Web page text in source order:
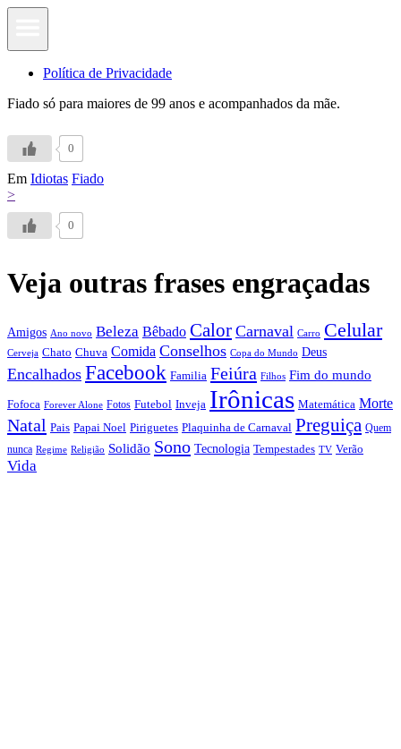
Política de Privacidade
Fiado só para maiores de 99 anos e acompanhados da mãe.
0
Em Idiotas Fiado
>
0
Veja outras frases engraçadas
Amigos Ano novo Beleza Bêbado Calor Carnaval Carro Celular
Cerveja Chato Chuva Comida Conselhos Copa do Mundo Deus
Encalhados Facebook Familia Feiúra Filhos Fim do mundo
Fofoca Forever Alone Fotos Futebol Inveja Irônicas Matemática Morte
Natal Pais Papai Noel Piriguetes Plaquinha de Carnaval Preguiça Quem
nunca Regime Religião Solidão Sono Tecnologia Tempestades TV Verão
Vida